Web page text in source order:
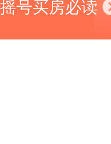
摇号买房必读